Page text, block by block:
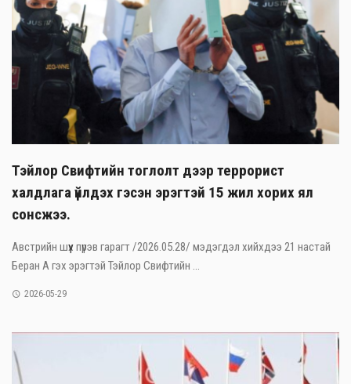
Тэйлор Свифтийн тоглолт дээр террорист
халдлага үйлдэх гэсэн эрэгтэй 15 жил хорих ял
сонсжээ.
Австрийн шүүх пүрэв гарагт /2026.05.28/ мэдэгдэл хийхдээ 21 настай
Беран А гэх эрэгтэй Тэйлор Свифтийн ...
2026-05-29